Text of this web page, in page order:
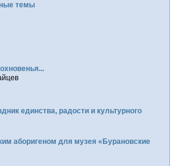
темы
единства, радости и культурного
аборигеном для музея «Бурановские